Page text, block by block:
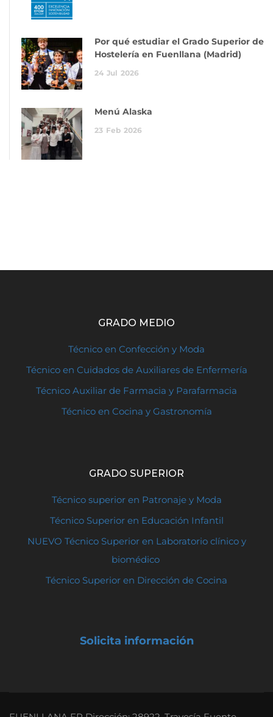
Por qué estudiar el Grado Superior de
Hostelería en Fuenllana (Madrid)
24 Jul 2026
Menú Alaska
23 Feb 2026
GRADO MEDIO
Técnico en Confección y Moda
Técnico en Cuidados de Auxiliares de Enfermería
Técnico Auxiliar de Farmacia y Parafarmacia
Técnico en Cocina y Gastronomía
GRADO SUPERIOR
Técnico superior en Patronaje y Moda
Técnico Superior en Educación Infantil
NUEVO Técnico Superior en Laboratorio clínico y
biomédico
Técnico Superior en Dirección de Cocina
Solicita información